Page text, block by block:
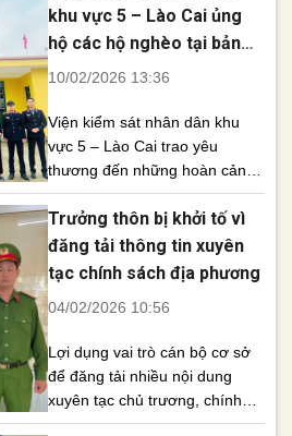
đoạn Km324+400 qua địa bàn
phường Đông Tiến. Vụ việc
nhưng khiến phương tiện [...]
khu vực 5 – Lào Cai ủng
hộ các hộ nghèo tại bản
Noọng, phường Nghĩa Lộ
2026
10/02/2026 13:36
Viện kiểm sát nhân dân khu
vực 5 – Lào Cai trao yêu
thương đến những hoàn cảnh
khó khăn. Trong không khí ấm
áp, nghĩa tình khi Tết Nguyên
đán Bính Ngọ năm 2026 đang
cận kề, ngày 09/02/2026 Viện
hoạt động thăm hỏi, động viên
Trưởng thôn bị khởi tố vì
đăng tải thông tin xuyên
tạc chính sách địa phương
04/02/2026 10:56
Lợi dụng vai trò cán bộ cơ sở
để đăng tải nhiều nội dung
xuyên tạc chủ trương, chính
sách và bôi nhọ lãnh đạo địa